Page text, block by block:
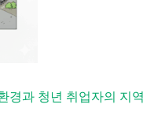
경과 청년 취업자의 지역